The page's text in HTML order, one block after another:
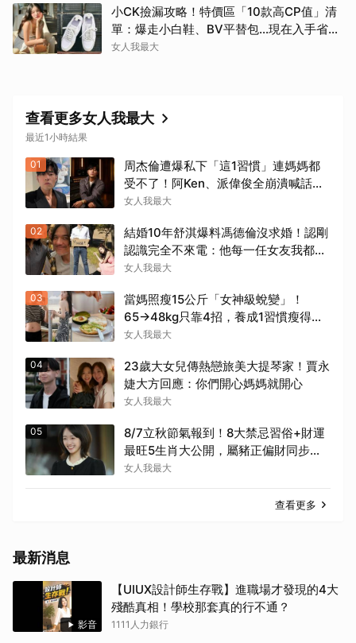
小CK撿漏攻略！特價區「10款高CP值」清
單：爆走小白鞋、BV平替包…現在入手省一
筆
女人我最大
查看更多女人我最大
最近1小時結果
01
周杰倫遭爆私下「這1習慣」連媽媽都
受不了！阿Ken、派偉俊全崩潰喊話：
要改進
女人我最大
02
結婚10年舒淇爆料馮德倫沒求婚！認剛
認識完全不來電：他每一任女友我都很
熟
女人我最大
03
當媽照瘦15公斤「女神級蛻變」！
65→48kg只靠4招，養成1習慣瘦得快
又不復胖
女人我最大
04
23歲大女兒傳熱戀旅美大提琴家！賈永
婕大方回應：你們開心媽媽就開心
女人我最大
05
8/7立秋節氣報到！8大禁忌習俗+財運
最旺5生肖大公開，屬豬正偏財同步增
長
女人我最大
查看更多
最新消息
影音
【UIUX設計師生存戰】進職場才發現的4大
殘酷真相！學校那套真的行不通？
1111人力銀行